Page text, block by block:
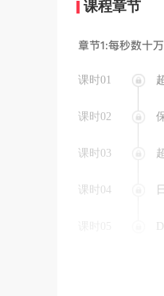
课程章节
章节1:每秒数十
课时01
课时02
课时03
课时04